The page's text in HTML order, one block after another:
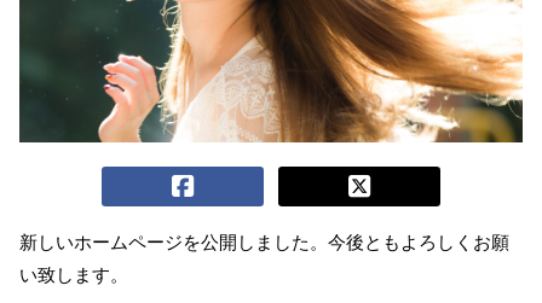
新しいホームページを公開しました。今後ともよろしくお願
い致します。